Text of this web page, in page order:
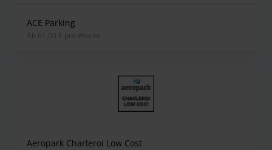
ACE Parking
ab 61,00 € pro Woche
Aeropark Charleroi Low Cost